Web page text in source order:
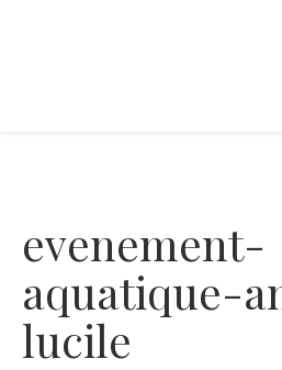
evenement-
aquatique-
lucile